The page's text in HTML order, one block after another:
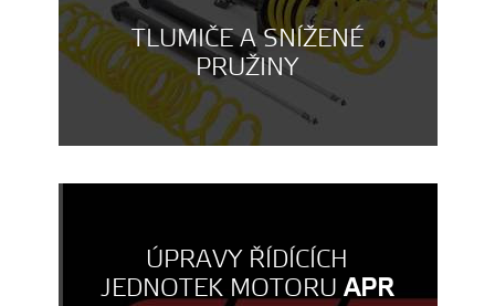
TLUMIČE A SNÍŽENÉ
PRUŽINY
ÚPRAVY ŘÍDÍCÍCH
JEDNOTEK MOTORUAPR